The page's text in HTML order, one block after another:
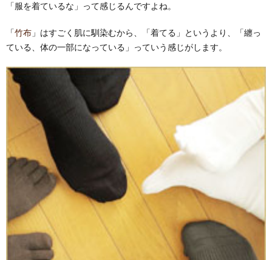
「服を着ているな」って感じるんですよね。
「竹布 」はすごく肌に馴染むから、「着てる」というより、「纏っ
ている、体の一部になっている」っていう感じがします。